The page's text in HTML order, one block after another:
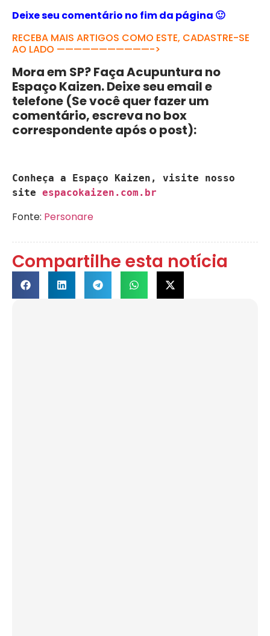
Deixe seu comentário no fim da página 🙂
RECEBA MAIS ARTIGOS COMO ESTE, CADASTRE-SE
AO LADO ———————————->
Mora em SP? Faça Acupuntura no
Espaço Kaizen. Deixe seu email e
telefone (Se você quer fazer um
comentário, escreva no box
correspondente após o post):
Conheça a Espaço Kaizen, visite nosso
site espacokaizen.com.br
Fonte: Personare
Compartilhe esta notícia